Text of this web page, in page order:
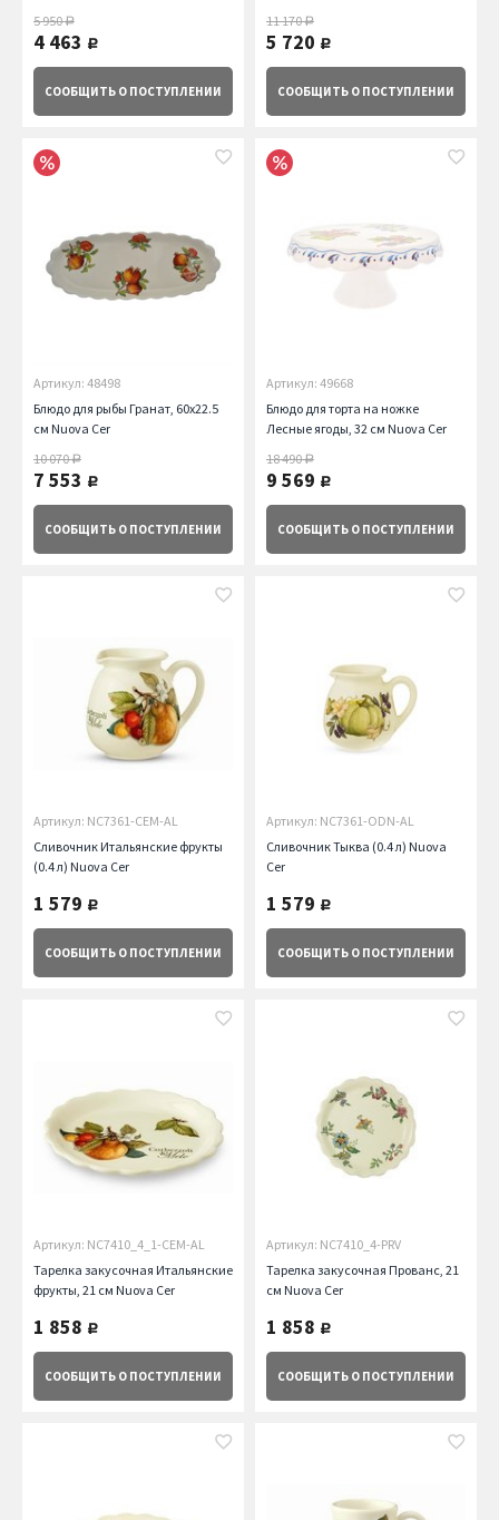
5 950руб.
4 463 руб.
СООБЩИТЬ О ПОСТУПЛЕНИИ
11 170руб.
5 720 руб.
СООБЩИТЬ О ПОСТУПЛЕНИИ
Артикул: 48498
Блюдо для рыбы Гранат, 60х22.5
см Nuova Cer
10 070руб.
7 553 руб.
СООБЩИТЬ О ПОСТУПЛЕНИИ
Артикул: 49668
Блюдо для торта на ножке
Лесные ягоды, 32 см Nuova Cer
18 490руб.
9 569 руб.
СООБЩИТЬ О ПОСТУПЛЕНИИ
Артикул: NC7361-CEM-AL
Сливочник Итальянские фрукты
(0.4 л) Nuova Cer
1 579 руб.
СООБЩИТЬ О ПОСТУПЛЕНИИ
Артикул: NC7361-ODN-AL
Сливочник Тыква (0.4 л) Nuova
Cer
1 579 руб.
СООБЩИТЬ О ПОСТУПЛЕНИИ
Артикул: NC7410_4_1-CEM-AL
Тарелка закусочная Итальянские
фрукты, 21 см Nuova Cer
1 858 руб.
СООБЩИТЬ О ПОСТУПЛЕНИИ
Артикул: NC7410_4-PRV
Тарелка закусочная Прованс, 21
см Nuova Cer
1 858 руб.
СООБЩИТЬ О ПОСТУПЛЕНИИ